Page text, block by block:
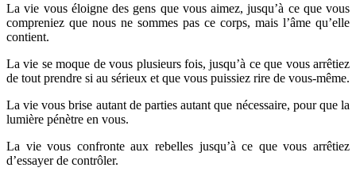
La vie vous éloigne des gens que vous aimez, jusqu’à ce que vous
compreniez que nous ne sommes pas ce corps, mais l’âme qu’elle
contient.
La vie se moque de vous plusieurs fois, jusqu’à ce que vous arrêtiez
de tout prendre si au sérieux et que vous puissiez rire de vous-même.
La vie vous brise autant de parties autant que nécessaire, pour que la
lumière pénètre en vous.
La vie vous confronte aux rebelles jusqu’à ce que vous arrêtiez
d’essayer de contrôler.